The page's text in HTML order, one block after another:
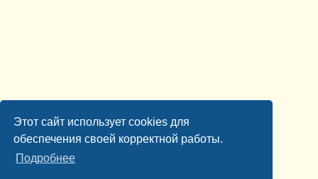
Этот сайт использует cookies для
обеспечения своей корректной работы.
Подробнее